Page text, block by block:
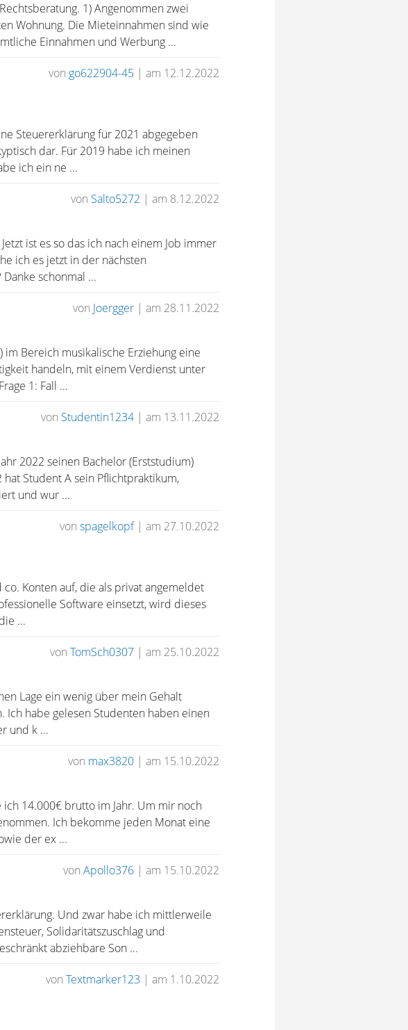
1) Angenommen zwei
Wohnung. Die Mieteinnahmen sind wie
Einnahmen und Werbung ...
von go622904-45 | am 12.12.2022
Steuererklärung für 2021 abgegeben
dar. Für 2019 habe ich meinen
ich ein ne ...
von Salto5272 | am 8.12.2022
ist es so das ich nach einem Job immer
ich es jetzt in der nächsten
schonmal ...
von Joergger | am 28.11.2022
Bereich musikalische Erziehung eine
handeln, mit einem Verdienst unter
1: Fall ...
von Studentin1234 | am 13.11.2022
2022 seinen Bachelor (Erststudium)
Student A sein Pflichtpraktikum,
und wur ...
von spagelkopf | am 27.10.2022
Konten auf, die als privat angemeldet
Software einsetzt, wird dieses
...
von TomSch0307 | am 25.10.2022
Lage ein wenig über mein Gehalt
Ich habe gelesen Studenten haben einen
und k ...
von max3820 | am 15.10.2022
14.000€ brutto im Jahr. Um mir noch
Ich bekomme jeden Monat eine
der ex ...
von Apollo376 | am 15.10.2022
Und zwar habe ich mittlerweile
Solidaritätszuschlag und
abziehbare Son ...
von Textmarker123 | am 1.10.2022